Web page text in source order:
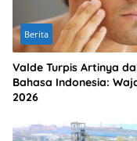
Berita
Valde Turpis Artinya
Bahasa Indonesia:
2026